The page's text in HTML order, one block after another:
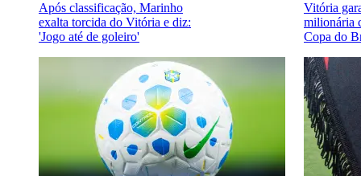
Após classificação, Marinho
exalta torcida do Vitória e diz:
'Jogo até de goleiro'
Vitória
milionária
Copa do